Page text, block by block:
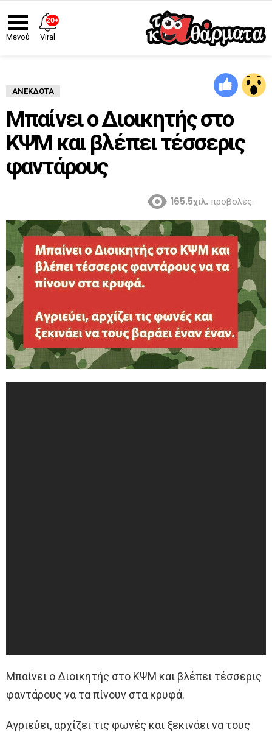
Μενού
ΑΝΈΚΔΟΤΑ
Μπαίνει ο Διοικητής στο
ΚΨΜ και βλέπει τέσσερις
φαντάρους
165.5χιλ. προβολές.
Μπαίνει ο Διοικητής στο ΚΨΜ και βλέπει τέσσερις
φαντάρους να τα πίνουν στα κρυφά.
Αγριεύει, αρχίζει τις φωνές και ξεκινάει να τους
20+
Viral